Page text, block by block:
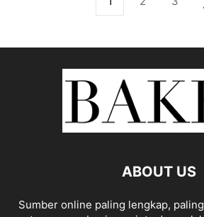
ABOUT US
Sumber online paling lengkap,